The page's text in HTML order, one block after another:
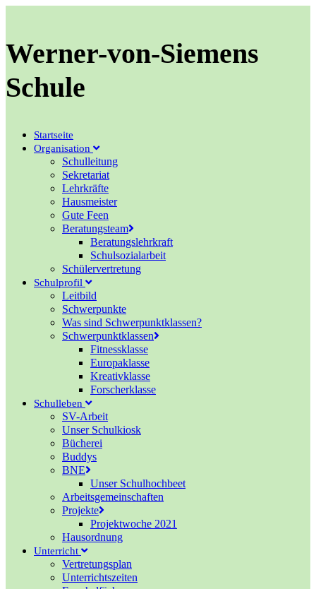
Werner-von-Siemens
Schule
Startseite
Organisation
Schulleitung
Sekretariat
Lehrkräfte
Hausmeister
Gute Feen
Beratungsteam
Beratungslehrkraft
Schulsozialarbeit
Schülervertretung
Schulprofil
Leitbild
Schwerpunkte
Was sind Schwerpunktklassen?
Schwerpunktklassen
Fitnessklasse
Europaklasse
Kreativklasse
Forscherklasse
Schulleben
SV-Arbeit
Unser Schulkiosk
Bücherei
Buddys
BNE
Unser Schulhochbeet
Arbeitsgemeinschaften
Projekte
Projektwoche 2021
Hausordnung
Unterricht
Vertretungsplan
Unterrichtszeiten
Sollten Fragen offen